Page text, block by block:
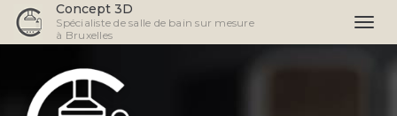
contenu
Concept 3D
Spécialiste de salle de bain sur mesure
à Bruxelles